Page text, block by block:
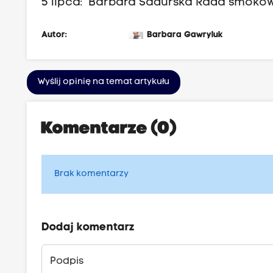
5 lipca: Barbara Sadurska Rada
Autor: Barbara Gawryluk
Wyślij opinię na temat artykułu
Komentarze (0)
Brak komentarzy
Dodaj komentarz
Podpis